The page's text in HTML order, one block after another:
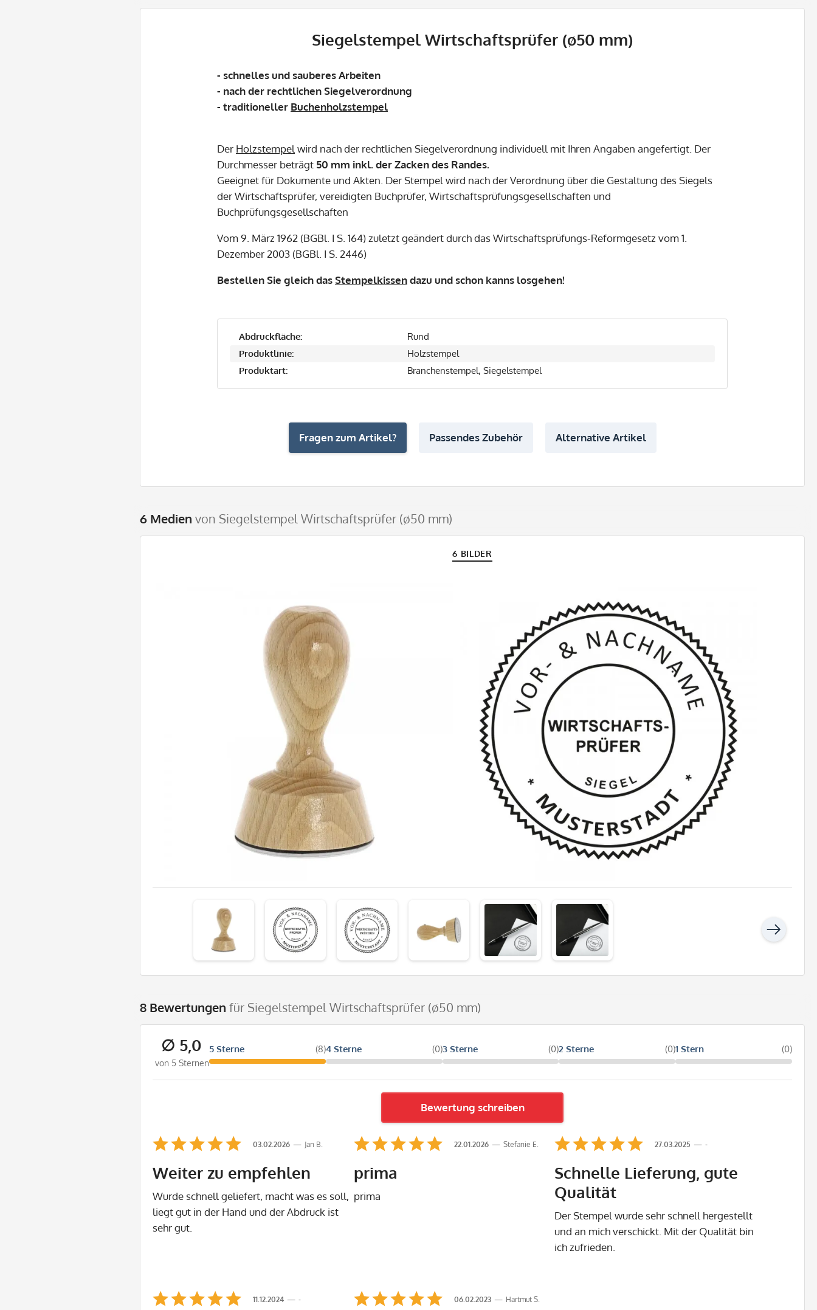
Siegelstempel Wirtschaftsprüfer (ø50 mm)
- schnelles und sauberes Arbeiten
- nach der rechtlichen Siegelverordnung
- traditioneller Buchenholzstempel
Der Holzstempel wird nach der rechtlichen Siegelverordnung individuell mit Ihren Angaben angefertigt. Der
Durchmesser beträgt 50 mm inkl. der Zacken des Randes.
Geeignet für Dokumente und Akten. Der Stempel wird nach der Verordnung über die Gestaltung des Siegels
der Wirtschaftsprüfer, vereidigten Buchprüfer, Wirtschaftsprüfungsgesellschaften und
Buchprüfungsgesellschaften
Vom 9. März 1962 (BGBl. I S. 164) zuletzt geändert durch das Wirtschaftsprüfungs-Reformgesetz vom 1.
Dezember 2003 (BGBl. I S. 2446)
Bestellen Sie gleich dasStempelkissendazu und schon kanns losgehen!
Abdruckfläche:
Rund
Produktlinie:
Holzstempel
Produktart:
Branchenstempel, Siegelstempel
Fragen zum Artikel? Passendes Zubehör Alternative Artikel
6 Medien von Siegelstempel Wirtschaftsprüfer (ø50 mm)
6 BILDER
8 Bewertungen für Siegelstempel Wirtschaftsprüfer (ø50 mm)
∅ 5,0
von 5 Sternen
5 Sterne (8)4 Sterne (0)3 Sterne (0)2 Sterne (0)1 Stern (0)
Bewertung schreiben
Jan B.
03.02.2026
Weiter zu empfehlen
Wurde schnell geliefert, macht was es soll,
liegt gut in der Hand und der Abdruck ist
sehr gut.
Stefanie E.
22.01.2026
prima
prima
-
27.03.2025
Schnelle Lieferung, gute
Qualität
Der Stempel wurde sehr schnell hergestellt
und an mich verschickt. Mit der Qualität bin
ich zufrieden.
-
11.12.2024 Hartmut S.
06.02.2023